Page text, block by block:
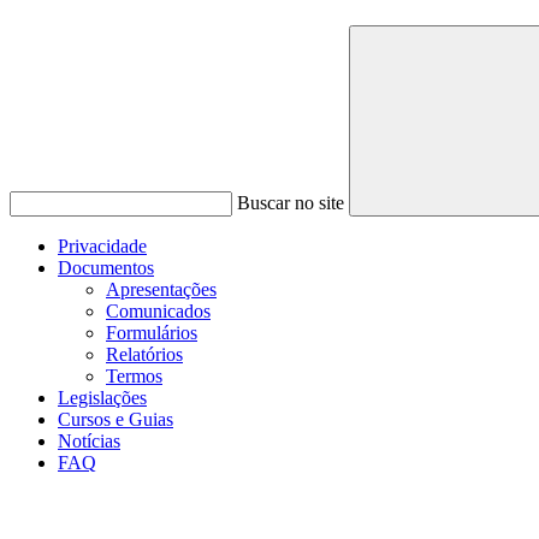
Buscar no site
Privacidade
Documentos
Apresentações
Comunicados
Formulários
Relatórios
Termos
Legislações
Cursos e Guias
Notícias
FAQ